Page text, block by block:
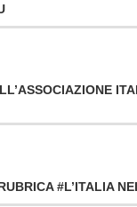
#L’ITALIA